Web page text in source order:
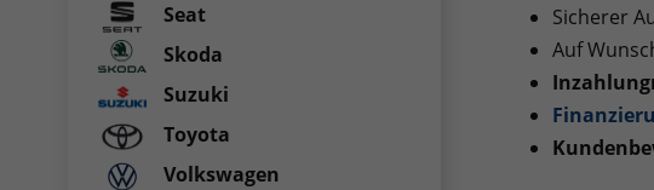
Sicherer
Auf
Seat
Skoda
Suzuki
Toyota
Volkswagen